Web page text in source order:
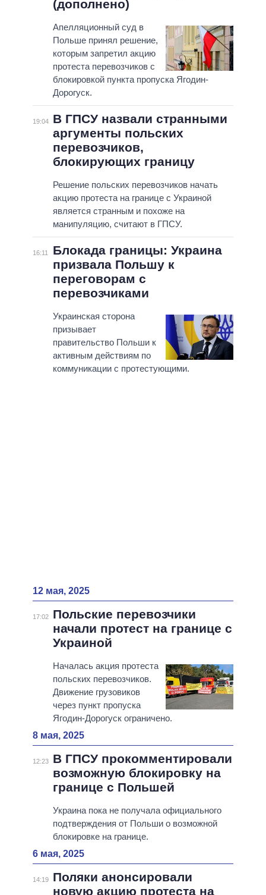
(дополнено)
Апелляционный суд в
Польше принял решение,
которым запретил акцию
протеста перевозчиков с
блокировкой пункта пропуска Ягодин-
Дорогуск.
19:04
В ГПСУ назвали странными
аргументы польских
перевозчиков,
блокирующих границу
Решение польских перевозчиков начать
акцию протеста на границе с Украиной
является странным и похоже на
манипуляцию, считают в ГПСУ.
16:11
Блокада границы: Украина
призвала Польшу к
переговорам с
перевозчиками
Украинская сторона
призывает
правительство Польши к
активным действиям по
коммуникации с протестующими.
12 мая, 2025
17:02
Польские перевозчики
начали протест на границе с
Украиной
Началась акция протеста
польских перевозчиков.
Движение грузовиков
через пункт пропуска
Ягодин-Дорогуск ограничено.
8 мая, 2025
12:23
В ГПСУ прокомментировали
возможную блокировку на
границе с Польшей
Украина пока не получала официального
подтверждения от Польши о возможной
блокировке на границе.
6 мая, 2025
14:19
Поляки анонсировали
новую акцию протеста на